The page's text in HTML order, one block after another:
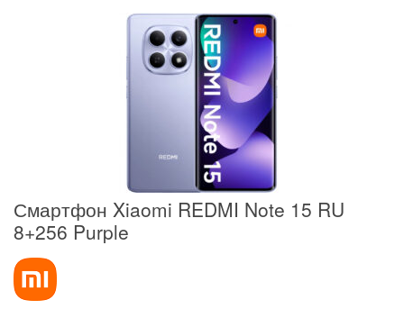
Смартфон Xiaomi REDMI Note 15 RU
8+256 Purple